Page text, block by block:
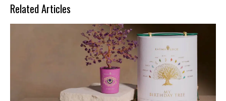
Related Articles